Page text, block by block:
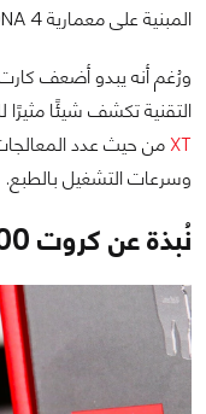
المبنية على معمارية RDNA 4، وهو كارت Radeon RX 9050.
ورُغم أنه يبدو أضعف
التقنية تكشف شيئًا مثيرًا
XT من حيث عدد
وسرعات التشغيل بالطبع.
نُبذة عن كروت RX 9000